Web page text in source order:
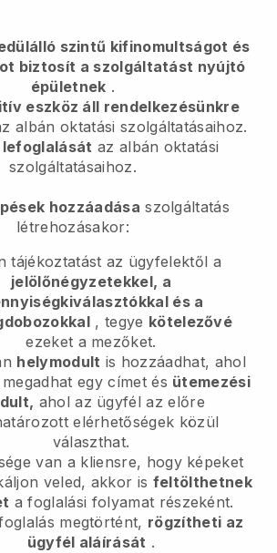
szintű kifinomultságot és
biztosít a szolgáltatást nyújtó
épületnek .
eszköz áll rendelkezésünkre
albán oktatási szolgáltatásaihoz.
az albán oktatási
szolgáltatásaihoz.
hozzáadása szolgáltatás
létrehozásakor:
tájékoztatást az ügyfelektől a
jelölőnégyzetekkel, a
és a
, tegye kötelezővé
ezeket a mezőket.
helymodult is hozzáadhat, ahol
egy címet és ütemezési
ahol az ügyfél az előre
elérhetőségek közül
választhat.
van a kliensre, hogy képeket
veled, akkor is feltölthetnek
a foglalási folyamat részeként.
megtörtént, rögzítheti az
ügyfél aláírását .